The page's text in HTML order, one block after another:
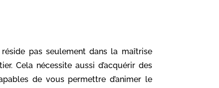
pas seulement dans la maîtrise
Cela nécessite aussi d’acquérir des
de vous permettre d’animer le